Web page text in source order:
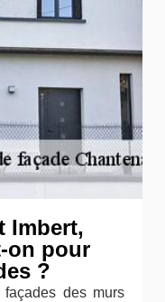
Imbert,
on pour
?
façades des murs